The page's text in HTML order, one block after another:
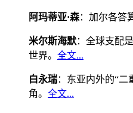
阿玛蒂亚·森：加尔各答
米尔斯海默：全球支配
世界。 全文...
白永瑞：东亚内外的“
角。 全文...